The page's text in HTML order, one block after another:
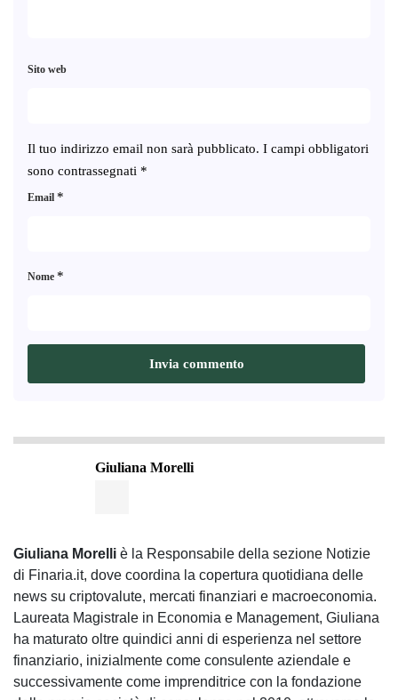
Il tuo indirizzo email non sarà pubblicato. I campi obbligatori
sono contrassegnati *
Nome *
Email *
Sito web
Giuliana Morelli
Giuliana Morelli è la Responsabile della sezione Notizie
di Finaria.it, dove coordina la copertura quotidiana delle
news su criptovalute, mercati finanziari e macroeconomia.
Laureata Magistrale in Economia e Management, Giuliana
ha maturato oltre quindici anni di esperienza nel settore
finanziario, inizialmente come consulente aziendale e
successivamente come imprenditrice con la fondazione